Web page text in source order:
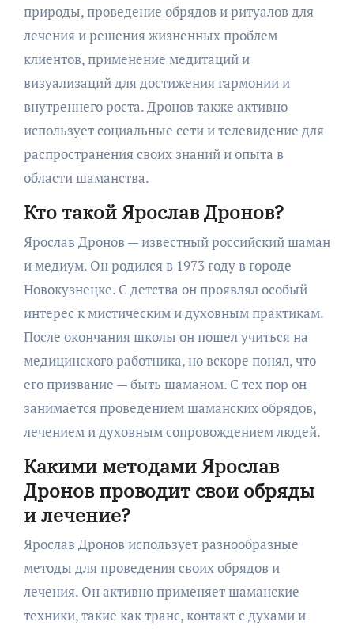
природы, проведение обрядов и ритуалов для
лечения и решения жизненных проблем
клиентов, применение медитаций и
визуализаций для достижения гармонии и
внутреннего роста. Дронов также активно
использует социальные сети и телевидение для
распространения своих знаний и опыта в
области шаманства.
Кто такой Ярослав Дронов?
Ярослав Дронов — известный российский шаман
и медиум. Он родился в 1973 году в городе
Новокузнецке. С детства он проявлял особый
интерес к мистическим и духовным практикам.
После окончания школы он пошел учиться на
медицинского работника, но вскоре понял, что
его призвание — быть шаманом. С тех пор он
занимается проведением шаманских обрядов,
лечением и духовным сопровождением людей.
Какими методами Ярослав
Дронов проводит свои обряды
и лечение?
Ярослав Дронов использует разнообразные
методы для проведения своих обрядов и
лечения. Он активно применяет шаманские
техники, такие как транс, контакт с духами и